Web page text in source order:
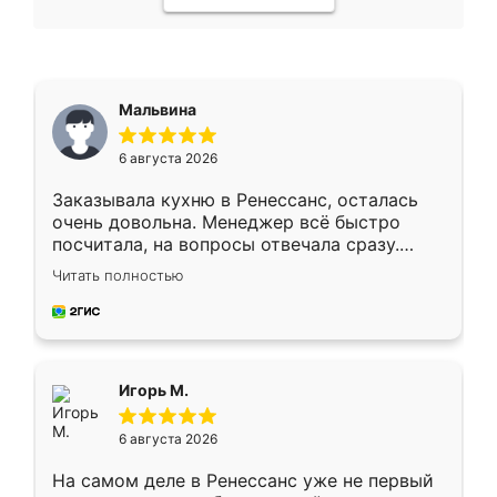
Мальвина
6 августа 2026
Заказывала кухню в Ренессанс, осталась
очень довольна. Менеджер всё быстро
посчитала, на вопросы отвечала сразу.
Замерщик приехал в субботу, подошёл к
делу со всей ответственностью. Собрали
за день, ребята работали аккуратно, даже
Читать полностью
Игорь М.
6 августа 2026
На самом деле в Ренессанс уже не первый